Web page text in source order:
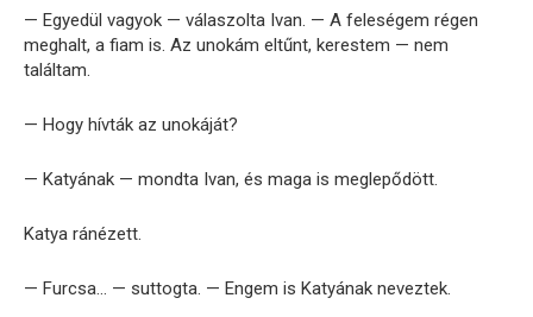
— Egyedül vagyok — válaszolta Ivan. — A feleségem régen
meghalt, a fiam is. Az unokám eltűnt, kerestem — nem
találtam.
— Hogy hívták az unokáját?
— Katyának — mondta Ivan, és maga is meglepődött.
Katya ránézett.
— Furcsa… — suttogta. — Engem is Katyának neveztek.